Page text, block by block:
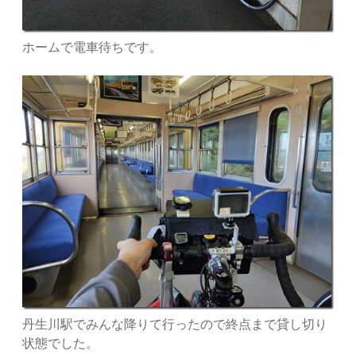
ホームで電車待ちです。
丹生川駅でみんな降りて行ったので終点まで貸し切り
状態でした。